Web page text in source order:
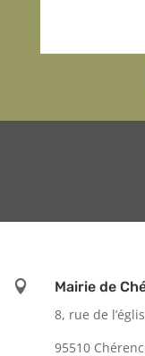

Mairie de
8, rue de
95510